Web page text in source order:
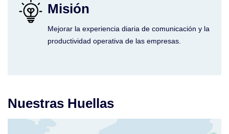
Misión
Mejorar la experiencia diaria de comunicación y la
productividad operativa de las empresas.
Nuestras Huellas